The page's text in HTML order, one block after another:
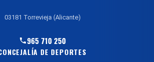
03181 Torrevieja (Alicante)
965 710 250
DE DEPORTES